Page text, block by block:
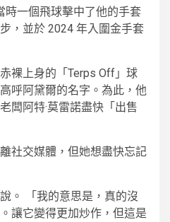
時一個飛球擊中了他的手套
，並於 2024 年入圍金手套
裸上身的「Terps Off」球
呼阿黛爾的名字。為此，他
闆阿特·莫雷諾盡快「出售
社交媒體，但她想盡快忘記
。 「我的意思是，真的沒
讓它變得更加炒作，但這是